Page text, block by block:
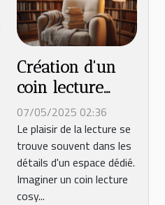
Création d'un
coin lecture
cosy : astuces et
inspirations
07/05/2025 02:36
Le plaisir de la lecture se
trouve souvent dans les
détails d'un espace dédié.
Imaginer un coin lecture
cosy...